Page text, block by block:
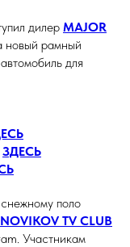
дилер MAJOR
новый рамный
для
ЗДЕСЬ
поло
NOVIKOV TV CLUB
Участникам